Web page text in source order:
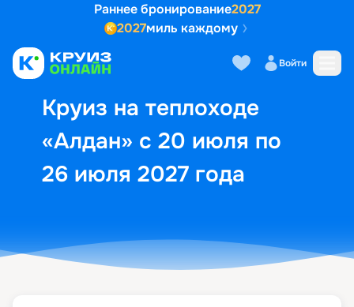
Раннее бронирование2027
2027миль каждому
Войти
Круиз на теплоходе
«Алдан» с 20 июля по
26 июля 2027 года
Выбор кают Маршрут и